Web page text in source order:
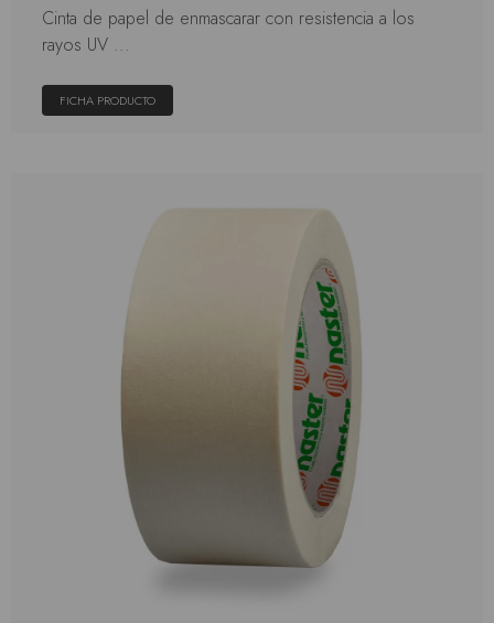
Cinta de papel de enmascarar con resistencia a los
rayos UV ...
FICHA PRODUCTO